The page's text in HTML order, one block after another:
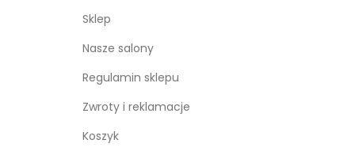
Sklep
Nasze salony
Regulamin sklepu
Zwroty i reklamacje
Koszyk